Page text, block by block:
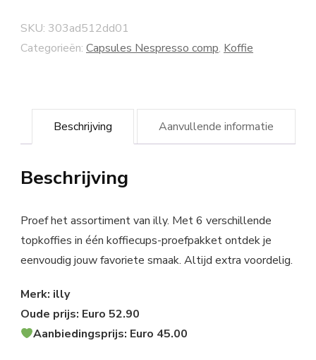
SKU: 303ad512dd01
Categorieën: Capsules Nespresso comp, Koffie
Beschrijving Aanvullende informatie
Beschrijving
Proef het assortiment van illy. Met 6 verschillende
topkoffies in één koffiecups-proefpakket ontdek je
eenvoudig jouw favoriete smaak. Altijd extra voordelig.
Merk: illy
Oude prijs: Euro 52.90
Aanbiedingsprijs: Euro 45.00